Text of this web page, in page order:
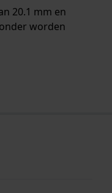
20.1 mm en
worden